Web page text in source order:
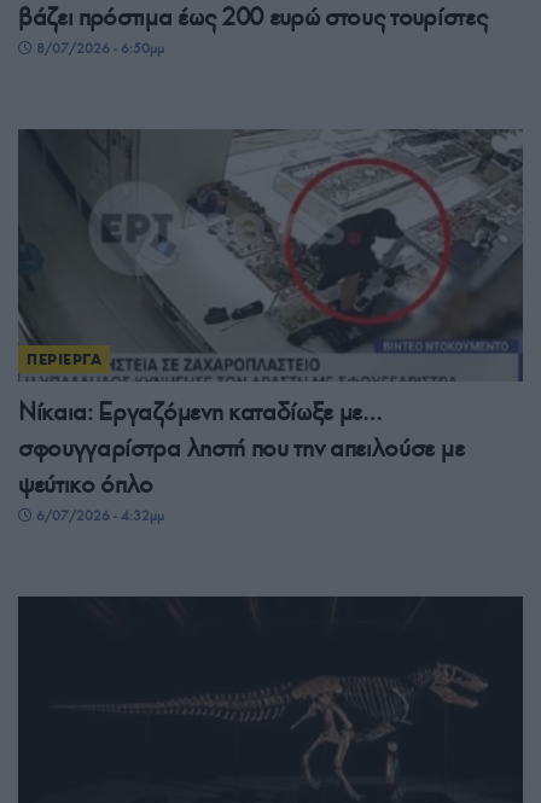
βάζει πρόστιμα έως 200 ευρώ στους τουρίστες
8/07/2026 - 6:50μμ
ΠΕΡΙΕΡΓΑ
Νίκαια: Εργαζόμενη καταδίωξε με…
σφουγγαρίστρα ληστή που την απειλούσε με
ψεύτικο όπλο
6/07/2026 - 4:32μμ